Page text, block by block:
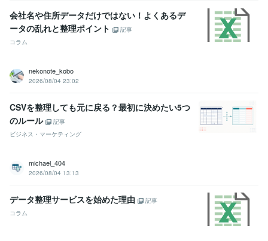
営業 / 営業支援・プリセールス 経験年数 : 10年
事務・ビジネスサポート / 事務（一般事務） 経験年数 : 15年
受賞歴
■業界メルマガ作成　178通（毎月2通×7年半） ■社内報　22通（毎月
1通×2年弱） ■定期刊行物（社外報） 10号（毎月1部×1年弱）
資格・検定
プログラミング言語・フレームワーク
Google Apps Script:1年
PowerPoint:15年
会社名や住所データだけではない！よくあるデ
ータの乱れと整理ポイント
記事
コラム
nekonote_kobo
2026/08/04 23:02
CSVを整理しても元に戻る？最初に決めたい5つ
のルール
記事
ビジネス・マーケティング
michael_404
2026/08/04 13:13
データ整理サービスを始めた理由
記事
コラム